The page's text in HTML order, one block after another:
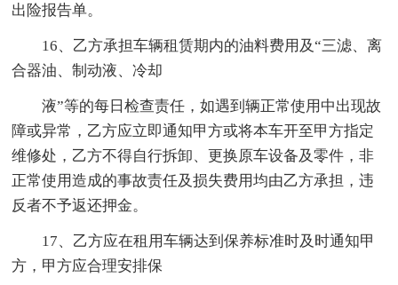
出险报告单。
16、乙方承担车辆租赁期内的油料费用及“三滤、离
合器油、制动液、冷却
液”等的每日检查责任，如遇到辆正常使用中出现故
障或异常，乙方应立即通知甲方或将本车开至甲方指定
维修处，乙方不得自行拆卸、更换原车设备及零件，非
正常使用造成的事故责任及损失费用均由乙方承担，违
反者不予返还押金。
17、乙方应在租用车辆达到保养标准时及时通知甲
方，甲方应合理安排保